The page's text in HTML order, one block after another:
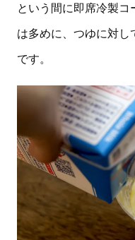
という間に即席冷製
は多めに、つゆに対
です。